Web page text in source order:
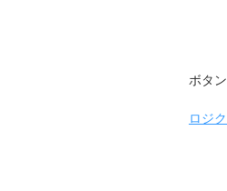
ボタ
ロジ